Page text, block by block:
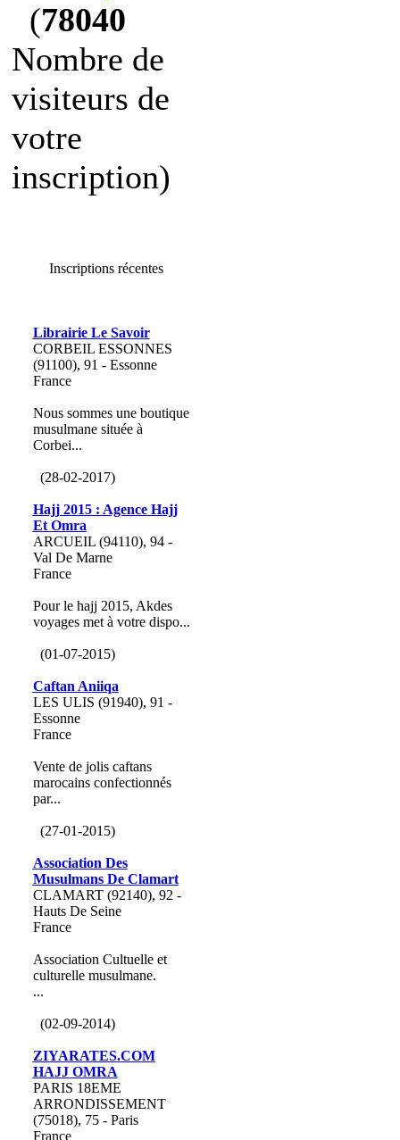
(78040
Nombre de
visiteurs de
votre
inscription)
Inscriptions récentes
Librairie Le Savoir
CORBEIL ESSONNES
(91100), 91 - Essonne
France
Nous sommes une boutique
musulmane située à
Corbei...
(28-02-2017)
Hajj 2015 : Agence Hajj
Et Omra
ARCUEIL (94110), 94 -
Val De Marne
France
Pour le hajj 2015, Akdes
voyages met à votre dispo...
(01-07-2015)
Caftan Aniiqa
LES ULIS (91940), 91 -
Essonne
France
Vente de jolis caftans
marocains confectionnés
par...
(27-01-2015)
Association Des
Musulmans De Clamart
CLAMART (92140), 92 -
Hauts De Seine
France
Association Cultuelle et
culturelle musulmane.
...
(02-09-2014)
ZIYARATES.COM
HAJJ OMRA
PARIS 18EME
ARRONDISSEMENT
(75018), 75 - Paris
France